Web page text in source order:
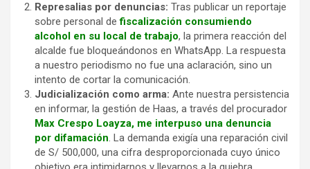
Represalias por denuncias: Tras publicar un reportaje
sobre personal defiscalización consumiendo
alcohol en su local de trabajo, la primera reacción del
alcalde fue bloqueándonos en WhatsApp. La respuesta
a nuestro periodismo no fue una aclaración, sino un
intento de cortar la comunicación.
Judicialización como arma: Ante nuestra persistencia
en informar, la gestión de Haas, a través del procurador
Max Crespo Loayza, me interpuso una denuncia
por difamación. La demanda exigía una reparación civil
de S/ 500,000, una cifra desproporcionada cuyo único